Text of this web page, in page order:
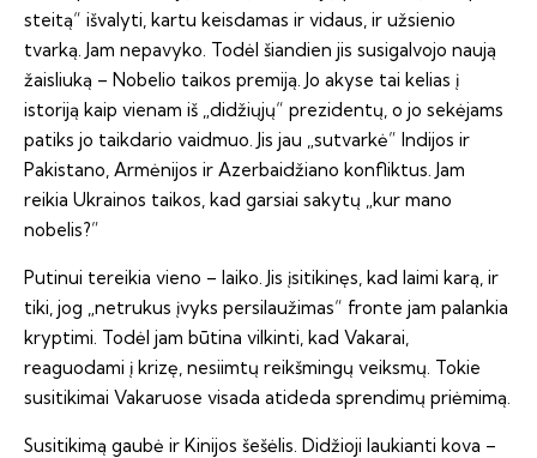
steitą“ išvalyti, kartu keisdamas ir vidaus, ir užsienio
tvarką. Jam nepavyko. Todėl šiandien jis susigalvojo naują
žaisliuką – Nobelio taikos premiją. Jo akyse tai kelias į
istoriją kaip vienam iš „didžiųjų“ prezidentų, o jo sekėjams
patiks jo taikdario vaidmuo. Jis jau „sutvarkė” Indijos ir
Pakistano, Armėnijos ir Azerbaidžiano konfliktus. Jam
reikia Ukrainos taikos, kad garsiai sakytų „kur mano
nobelis?”
Putinui tereikia vieno – laiko. Jis įsitikinęs, kad laimi karą, ir
tiki, jog „netrukus įvyks persilaužimas“ fronte jam palankia
kryptimi. Todėl jam būtina vilkinti, kad Vakarai,
reaguodami į krizę, nesiimtų reikšmingų veiksmų. Tokie
susitikimai Vakaruose visada atideda sprendimų priėmimą.
Susitikimą gaubė ir Kinijos šešėlis. Didžioji laukianti kova –